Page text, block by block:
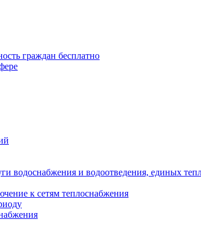
граждан бесплатно
водоснабжения и водоотведения, единых
к сетям теплоснабжения